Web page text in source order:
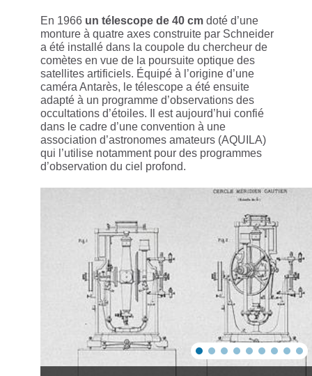
En 1966 un télescope de 40 cm doté d’une
monture à quatre axes construite par Schneider
a été installé dans la coupole du chercheur de
comètes en vue de la poursuite optique des
satellites artificiels. Équipé à l’origine d’une
caméra Antarès, le télescope a été ensuite
adapté à un programme d’observations des
occultations d’étoiles. Il est aujourd’hui confié
dans le cadre d’une convention à une
association d’astronomes amateurs (AQUILA)
qui l’utilise notamment pour des programmes
d’observation du ciel profond.